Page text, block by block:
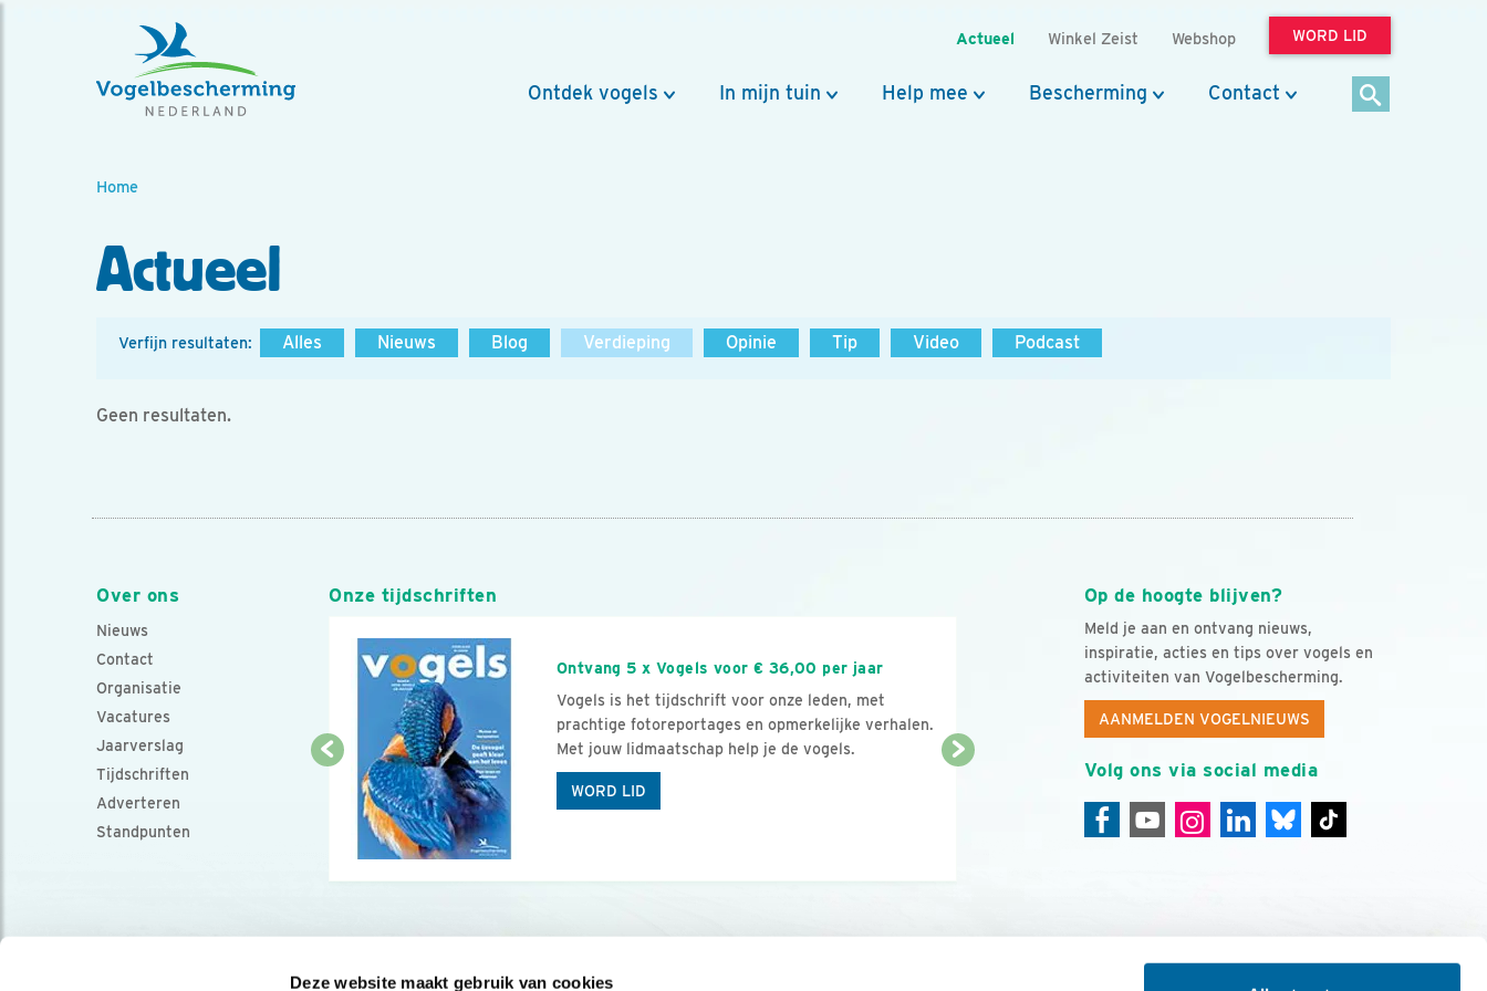
Deze website maakt gebruik van cookies
Actueel Winkel Zeist Webshop WORD LID
Ontdek vogels In mijn tuin Help mee Bescherming Contact
Home
Actueel
Verfijn resultaten: Alles Nieuws Blog Verdieping Opinie Tip Video Podcast
Geen resultaten.
Over ons
Nieuws
Contact
Organisatie
Vacatures
Jaarverslag
Tijdschriften
Adverteren
Standpunten
Op de hoogte blijven?
Meld je aan en ontvang nieuws,
inspiratie, acties en tips over vogels en
activiteiten van Vogelbescherming.
AANMELDEN VOGELNIEUWS
Volg ons via social media
Onze tijdschriften
Ontvang 5 x Vogels voor € 36,00 per jaar
Vogels is het tijdschrift voor onze leden, met
prachtige fotoreportages en opmerkelijke verhalen.
Met jouw lidmaatschap help je de vogels.
WORD LID